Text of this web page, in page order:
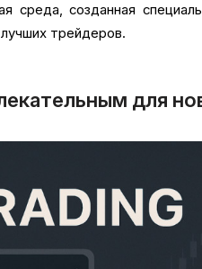
среда, созданная
трейдеров.
для